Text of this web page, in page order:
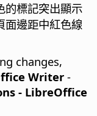
的標記突出顯示
面邊距中紅色線
changes,
Writer -
- LibreOffice